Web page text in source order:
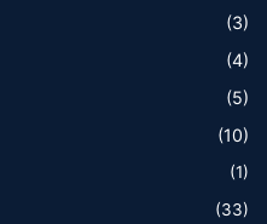
(3)
(4)
(5)
(10)
(1)
(33)